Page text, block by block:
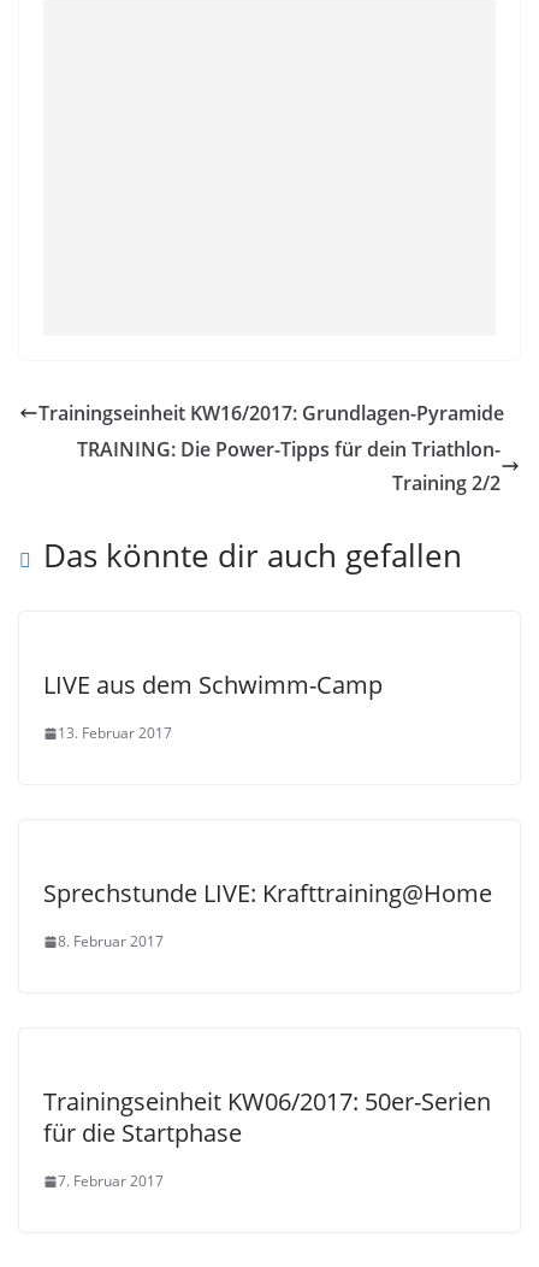
Trainingseinheit KW16/2017: Grundlagen-Pyramide
TRAINING: Die Power-Tipps für dein Triathlon-
Training 2/2
Das könnte dir auch gefallen
LIVE aus dem Schwimm-Camp
13. Februar 2017
Sprechstunde LIVE: Krafttraining@Home
8. Februar 2017
Trainingseinheit KW06/2017: 50er-Serien
für die Startphase
7. Februar 2017